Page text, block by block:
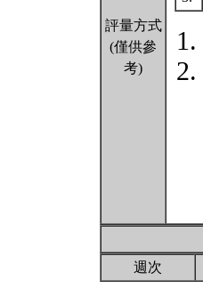
評量方式
(僅供參
考)
週次